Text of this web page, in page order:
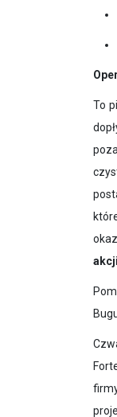
To